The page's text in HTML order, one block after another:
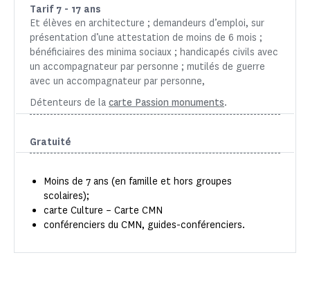
Tarif 7 - 17 ans
Et élèves en architecture ; demandeurs d’emploi, sur
présentation d’une attestation de moins de 6 mois ;
bénéficiaires des minima sociaux ; handicapés civils avec
un accompagnateur par personne ; mutilés de guerre
avec un accompagnateur par personne,
Détenteurs de la carte Passion monuments.
Gratuité
Moins de 7 ans (en famille et hors groupes
scolaires);
carte Culture – Carte CMN
conférenciers du CMN, guides-conférenciers.